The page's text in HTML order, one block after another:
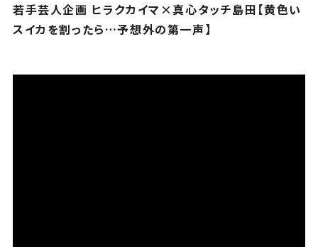
若手芸人企画 ヒラクカイマ×真心タッチ島田【黄色い
スイカを割ったら…予想外の第一声】